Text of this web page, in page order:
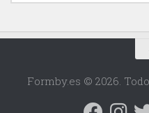
Formby.es © 2026.